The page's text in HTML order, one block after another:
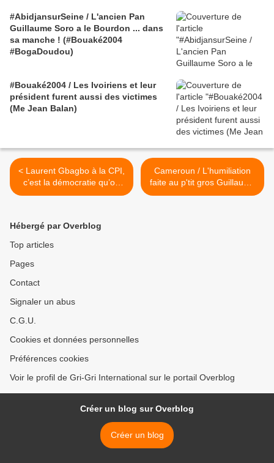
#AbidjansurSeine / L'ancien Pan
Guillaume Soro a le Bourdon ... dans
sa manche ! (#Bouaké2004
#BogaDoudou)
#Bouaké2004 / Les Ivoiriens et leur
président furent aussi des victimes
(Me Jean Balan)
< Laurent Gbagbo à la CPI,
c’est la démocratie qu’on
assassine / Bernard Houdin
Cameroun / L'humiliation
faite au p'tit gros Guillaume
Soro en vidéo >
Hébergé par Overblog
Top articles
Pages
Contact
Signaler un abus
C.G.U.
Cookies et données personnelles
Préférences cookies
Voir le profil de Gri-Gri International sur le portail Overblog
Créer un blog sur Overblog
Créer un blog